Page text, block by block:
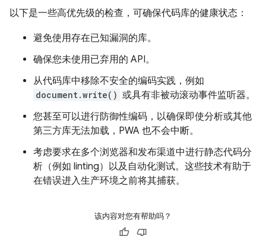
以下是一些高优先级的检查，可确保代码库的健康状态：
避免使用存在已知漏洞的库。
确保您未使用已弃用的 API。
从代码库中移除不安全的编码实践，例如
document.write() 或具有非被动滚动事件监听器。
您甚至可以进行防御性编码，以确保即使分析或其他
第三方库无法加载，PWA 也不会中断。
考虑要求在多个浏览器和发布渠道中进行静态代码分
析（例如 linting）以及自动化测试。这些技术有助于
在错误进入生产环境之前将其捕获。
该内容对您有帮助吗？